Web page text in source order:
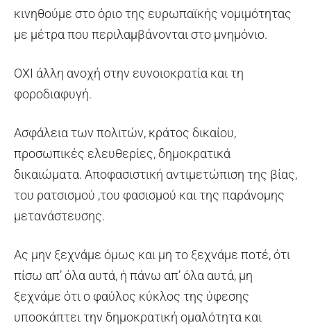
κινηθούμε στο όριο της ευρωπαϊκής νομιμότητας
με μέτρα που περιλαμβάνονται στο μνημόνιο.
ΟΧΙ άλλη ανοχή στην ευνοιοκρατία και τη
φοροδιαφυγή.
Ασφάλεια των πολιτών, κράτος δικαίου,
προσωπικές ελευθερίες, δημοκρατικά
δικαιώματα. Αποφασιστική αντιμετώπιση της βίας,
του ρατσισμού ,του φασισμού και της παράνομης
μετανάστευσης.
Ας μην ξεχνάμε όμως και μη το ξεχνάμε ποτέ, ότι
πίσω απ’ όλα αυτά, ή πάνω απ’ όλα αυτά, μη
ξεχνάμε ότι ο φαύλος κύκλος της ύφεσης
υποσκάπτει την δημοκρατική ομαλότητα και